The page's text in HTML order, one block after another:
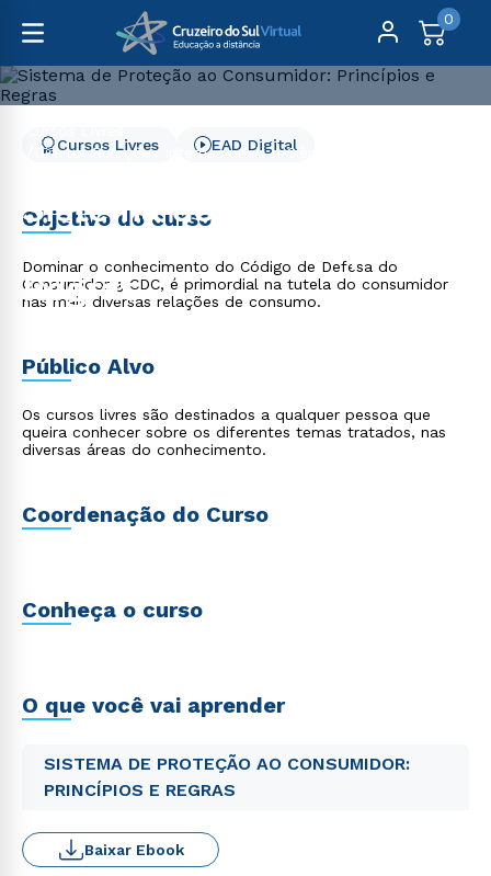
0
Direito, Relações Internacionais e Ciência Política
Sistema de Proteção ao
Regras
Cursos Livres EAD Digital
Objetivo do curso
Dominar o conhecimento do Código de Defesa do
Consumidor ¿ CDC, é primordial na tutela do consumidor
nas mais diversas relações de consumo.
Público Alvo
Os cursos livres são destinados a qualquer pessoa que
queira conhecer sobre os diferentes temas tratados, nas
diversas áreas do conhecimento.
Coordenação do Curso
Conheça o curso
O que você vai aprender
SISTEMA DE PROTEÇÃO AO CONSUMIDOR:
PRINCÍPIOS E REGRAS
Baixar Ebook